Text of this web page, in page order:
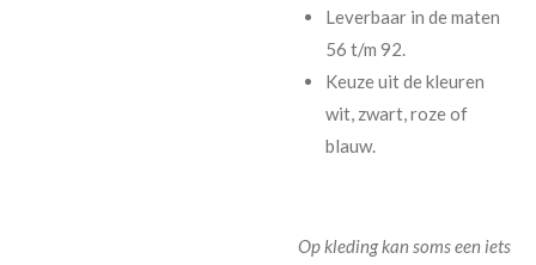
Leverbaar in de maten
56 t/m 92.
Keuze uit de kleuren
wit, zwart, roze of
blauw.
Op kleding kan soms een iets